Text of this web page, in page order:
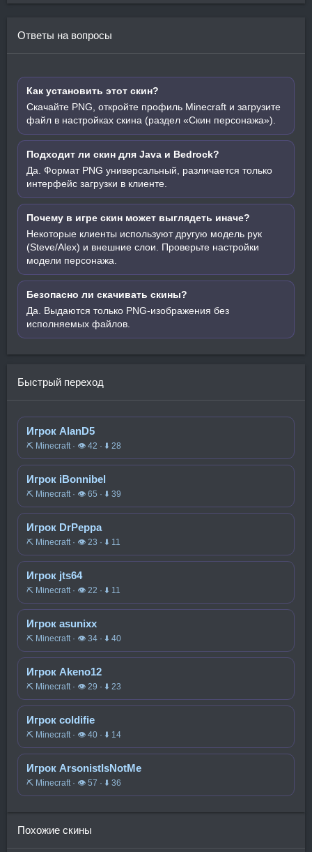
Ответы на вопросы
Как установить этот скин?
Скачайте PNG, откройте профиль Minecraft и загрузите
файл в настройках скина (раздел «Скин персонажа»).
Подходит ли скин для Java и Bedrock?
Да. Формат PNG универсальный, различается только
интерфейс загрузки в клиенте.
Почему в игре скин может выглядеть иначе?
Некоторые клиенты используют другую модель рук
(Steve/Alex) и внешние слои. Проверьте настройки
модели персонажа.
Безопасно ли скачивать скины?
Да. Выдаются только PNG-изображения без
исполняемых файлов.
Быстрый переход
Игрок AlanD5
⛏️ Minecraft · 👁 42 · ⬇ 28
Игрок iBonnibel
⛏️ Minecraft · 👁 65 · ⬇ 39
Игрок DrPeppa
⛏️ Minecraft · 👁 23 · ⬇ 11
Игрок jts64
⛏️ Minecraft · 👁 22 · ⬇ 11
Игрок asunixx
⛏️ Minecraft · 👁 34 · ⬇ 40
Игрок Akeno12
⛏️ Minecraft · 👁 29 · ⬇ 23
Игрок coldifie
⛏️ Minecraft · 👁 40 · ⬇ 14
Игрок ArsonistIsNotMe
⛏️ Minecraft · 👁 57 · ⬇ 36
Похожие скины